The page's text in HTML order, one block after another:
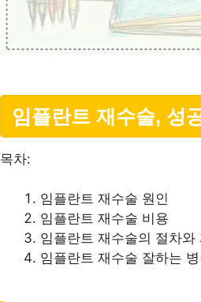
임플란트 재수술, 성
목차:
임플란트 재수술 원인
임플란트 재수술 비용
임플란트 재수술의 절차와
임플란트 재수술 잘하는